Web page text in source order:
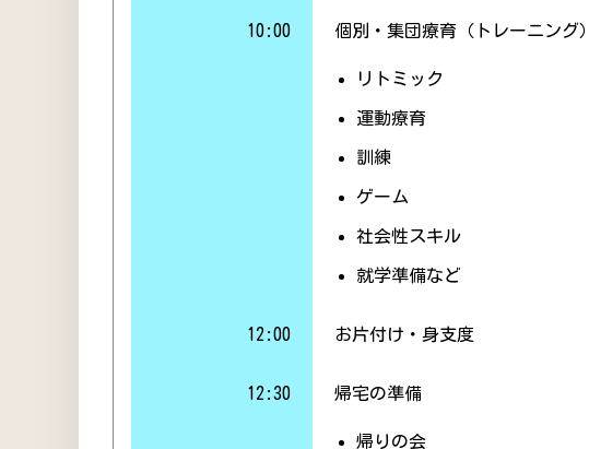
10:00 個別・集団療育（トレーニング）
リトミック
運動療育
訓練
ゲーム
社会性スキル
就学準備など
12:00 お片付け・身支度
12:30 帰宅の準備
帰りの会